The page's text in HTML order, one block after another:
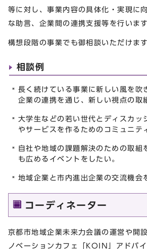
等に対し、事業内容の具体化・実現に
な助言、企業間の連携支援等を行います
構想段階の事業でも御相談いただけます
相談例
長く続けている事業に新しい風を吹
企業の連携を通じ、新しい視点の取
大学生などの若い世代とディスカッ
やサービスを作るためのコミュニテ
自社や地域の課題解決のための取組
も広めるイベントをしたい。
地域企業と市内進出企業の交流機会
コーディネーター
京都市地域企業未来力会議の運営や開
ノベーションカフェ「KOIN」アドバ